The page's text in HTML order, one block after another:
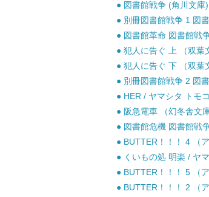
● 図書館戦争 (角川文
● 別冊図書館戦争 1 図
● 図書館革命 図書館戦
● 犯人に告ぐ 上 （双葉
● 犯人に告ぐ 下 （双葉
● 別冊図書館戦争 2 図
● HER / ヤマシタ トモ
● 阪急電車 （幻冬舎文
● 図書館危機 図書館戦
● BUTTER！！！ 4 （
● くいもの処 明楽 / ヤ
● BUTTER！！！ 5 （
● BUTTER！！！ 2 （